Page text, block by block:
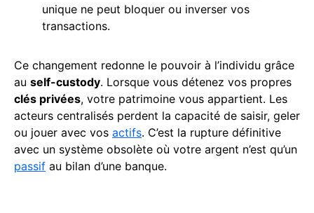
unique ne peut bloquer ou inverser vos
transactions.
Ce changement redonne le pouvoir à l’individu grâce
au self-custody. Lorsque vous détenez vos propres
clés privées, votre patrimoine vous appartient. Les
acteurs centralisés perdent la capacité de saisir, geler
ou jouer avec vos actifs. C’est la rupture définitive
avec un système obsolète où votre argent n’est qu’un
passif au bilan d’une banque.